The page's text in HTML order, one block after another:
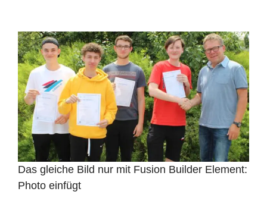
Das gleiche Bild nur mit Fusion Builder Element:
Photo einfügt